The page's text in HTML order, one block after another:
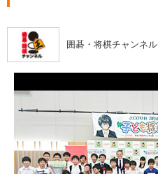
囲碁・将棋チャンネル